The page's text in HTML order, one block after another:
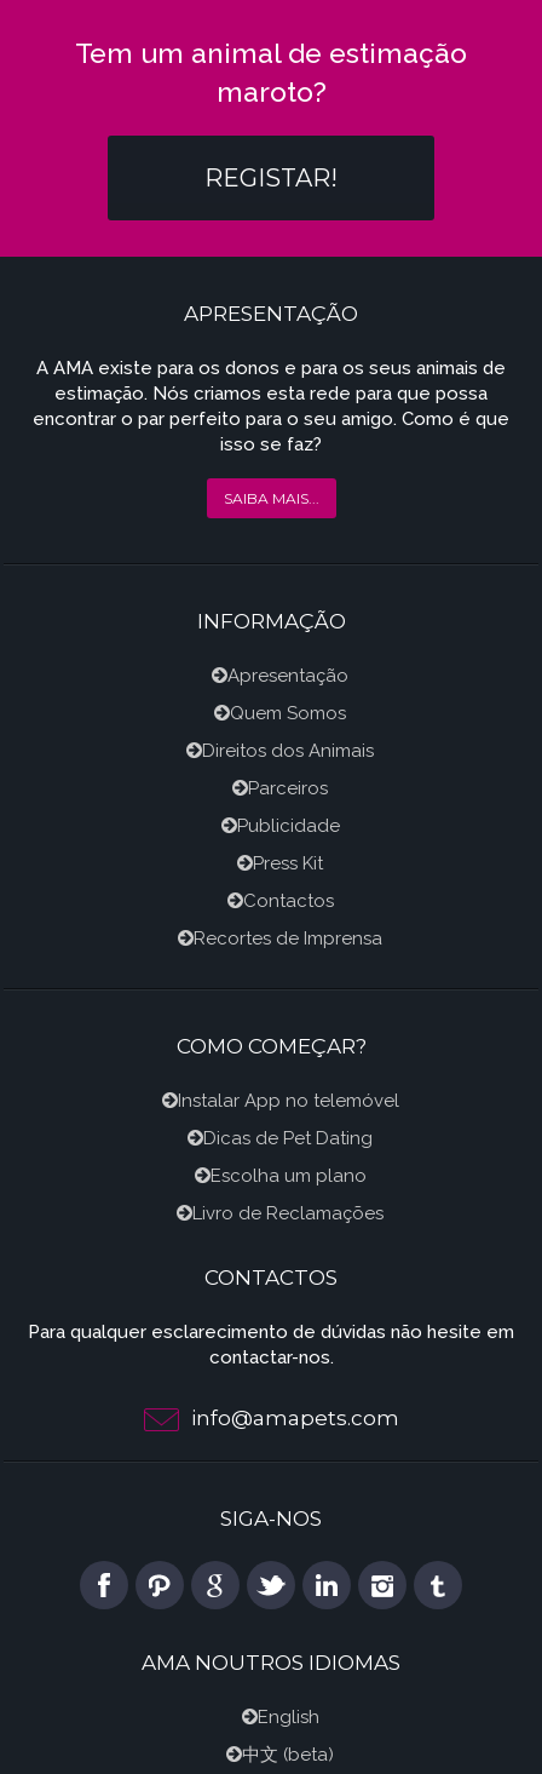
Tem um animal de estimação
maroto?
REGISTAR!
APRESENTAÇÃO
A AMA existe para os donos e para os seus animais de
estimação. Nós criamos esta rede para que possa
encontrar o par perfeito para o seu amigo. Como é que
isso se faz?
SAIBA MAIS...
INFORMAÇÃO
Apresentação
Quem Somos
Direitos dos Animais
Parceiros
Publicidade
Press Kit
Contactos
Recortes de Imprensa
COMO COMEÇAR?
Instalar App no telemóvel
Dicas de Pet Dating
Escolha um plano
Livro de Reclamações
CONTACTOS
Para qualquer esclarecimento de dúvidas não hesite em
contactar-nos.
info@amapets.com
SIGA-NOS
AMA NOUTROS IDIOMAS
English
中文 (beta)